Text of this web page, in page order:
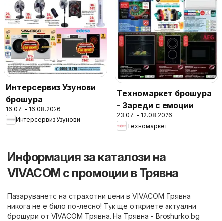
Интерсервиз Узунови
брошура
16.07. - 16.08.2026
Интерсервиз Узунови
Техномаркет брошура
- Зареди с емоции
23.07. - 12.08.2026
Техномаркет
Информация за каталози на
VIVACOM с промоции в Трявна
Пазаруването на страхотни цени в VIVACOM Трявна
никога не е било по-лесно! Тук ще откриете актуални
брошури от VIVACOM Трявна. На Трявна - Broshurko.bg